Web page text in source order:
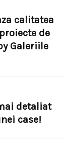
calitatea
de
Galeriile
detaliat
case!